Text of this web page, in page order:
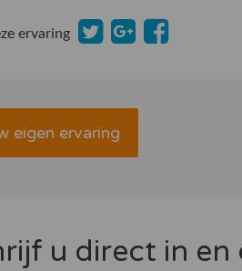
ervaring
eigen ervaring
u direct in